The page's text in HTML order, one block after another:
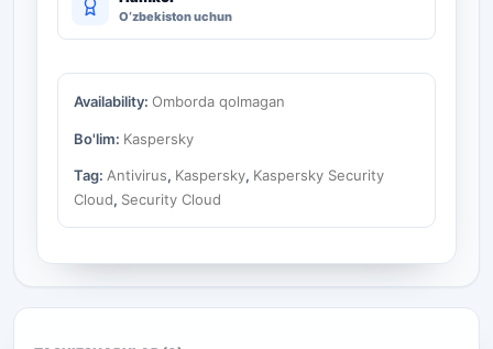
O‘zbekiston uchun
Availability: Omborda qolmagan
Bo'lim: Kaspersky
Tag: Antivirus, Kaspersky, Kaspersky Security
Cloud, Security Cloud